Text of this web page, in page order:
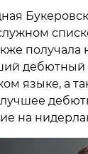
дебютный
языке, а
лучшее
на